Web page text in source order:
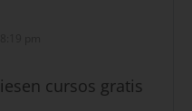
cursos gratis